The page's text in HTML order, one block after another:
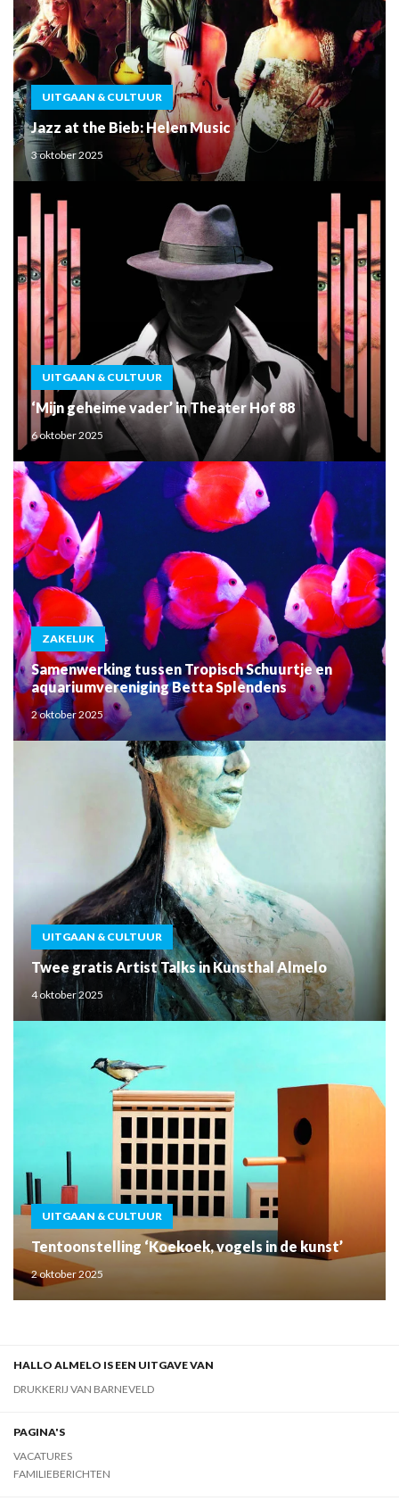
UITGAAN & CULTUUR
Jazz at the Bieb: Helen Music
3 oktober 2025
UITGAAN & CULTUUR
‘Mijn geheime vader’ in Theater Hof 88
6 oktober 2025
ZAKELIJK
Samenwerking tussen Tropisch Schuurtje en
aquariumvereniging Betta Splendens
2 oktober 2025
UITGAAN & CULTUUR
Twee gratis Artist Talks in Kunsthal Almelo
4 oktober 2025
UITGAAN & CULTUUR
Tentoonstelling ‘Koekoek, vogels in de kunst’
2 oktober 2025
HALLO ALMELO IS EEN UITGAVE VAN
DRUKKERIJ VAN BARNEVELD
PAGINA'S
VACATURES
FAMILIEBERICHTEN